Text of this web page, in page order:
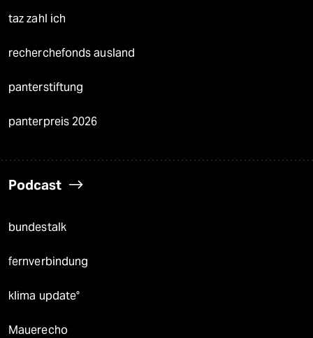
taz zahl ich
recherchefonds ausland
panterstiftung
panterpreis 2026
Podcast
bundestalk
fernverbindung
klima update°
Mauerecho